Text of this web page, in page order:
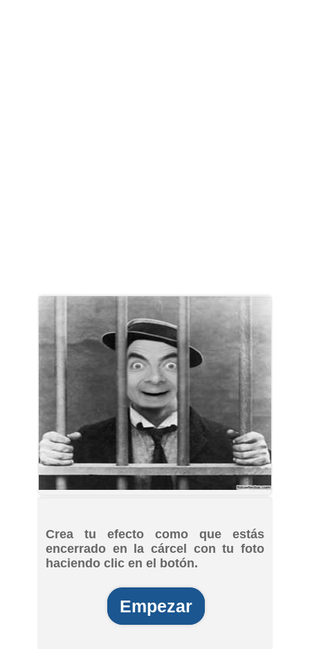
Crea tu efecto como que estás
encerrado en la cárcel con tu foto
haciendo clic en el botón.
Empezar